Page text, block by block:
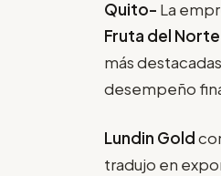
Quito- La
Fruta del Norte
más
desempeño
Lundin Gold
tradujo en